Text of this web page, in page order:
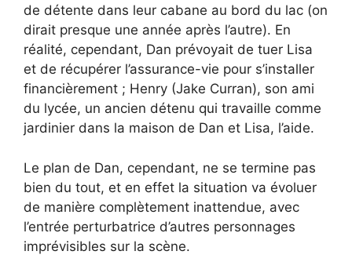
de détente dans leur cabane au bord du lac (on
dirait presque une année après l’autre). En
réalité, cependant, Dan prévoyait de tuer Lisa
et de récupérer l’assurance-vie pour s’installer
financièrement ; Henry (Jake Curran), son ami
du lycée, un ancien détenu qui travaille comme
jardinier dans la maison de Dan et Lisa, l’aide.
Le plan de Dan, cependant, ne se termine pas
bien du tout, et en effet la situation va évoluer
de manière complètement inattendue, avec
l’entrée perturbatrice d’autres personnages
imprévisibles sur la scène.